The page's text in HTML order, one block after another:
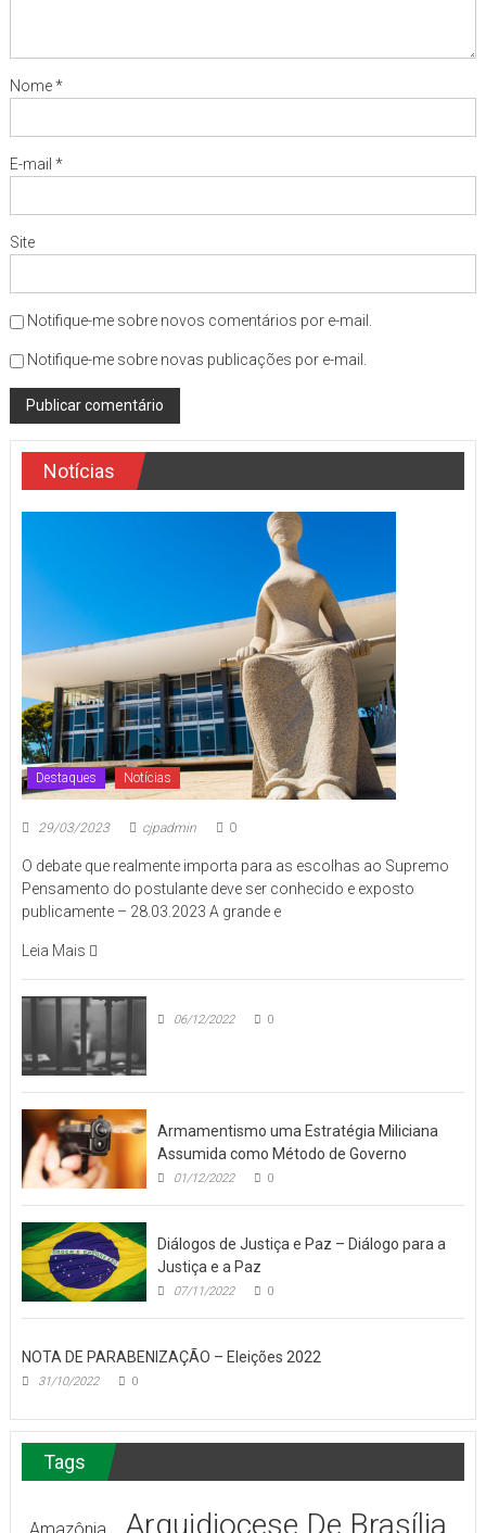
Nome*
E-mail *
Site
Notifique-me sobre novos comentários por e-mail.
Notifique-me sobre novas publicações por e-mail.
Notícias
Destaques Notícias
29/03/2023 cjpadmin 0
O debate que realmente importa para as escolhas ao Supremo
Pensamento do postulante deve ser conhecido e exposto
publicamente – 28.03.2023 A grande e
Leia Mais
06/12/2022 0
Armamentismo uma Estratégia Miliciana
Assumida como Método de Governo
01/12/2022 0
Diálogos de Justiça e Paz – Diálogo para a
Justiça e a Paz
07/11/2022 0
NOTA DE PARABENIZAÇÃO – Eleições 2022
31/10/2022 0
Tags
Arquidiocese De Brasília